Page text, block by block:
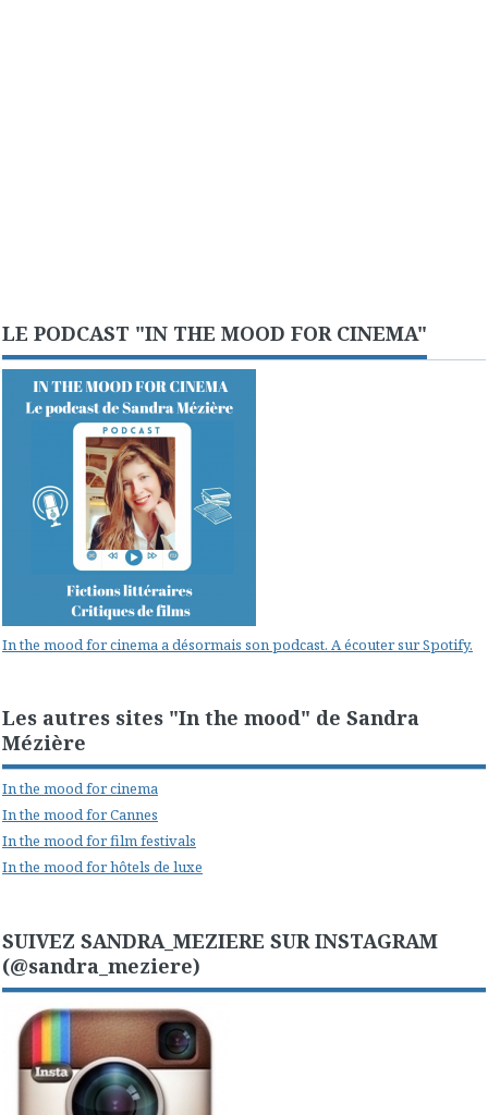
LE PODCAST "IN THE MOOD FOR CINEMA"
In the mood for cinema a désormais son podcast. A écouter sur Spotify.
Les autres sites "In the mood" de Sandra
Mézière
In the mood for cinema
In the mood for Cannes
In the mood for film festivals
In the mood for hôtels de luxe
SUIVEZ SANDRA_MEZIERE SUR INSTAGRAM
(@sandra_meziere)